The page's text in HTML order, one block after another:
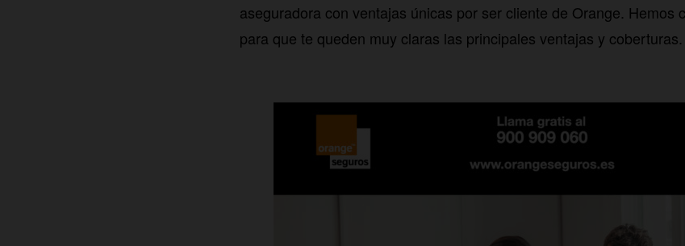
aseguradora con ventajas únicas por ser cliente de Orange. Hemos
para que te queden muy claras las principales ventajas y coberturas.